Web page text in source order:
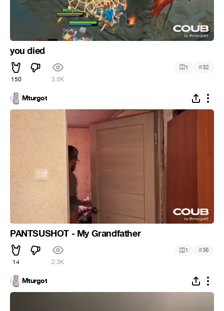
you died
150 3.5K
1 #32
Mturgot
PANTSUSHOT - My Grandfather
14 2.3K
1 #35
Mturgot